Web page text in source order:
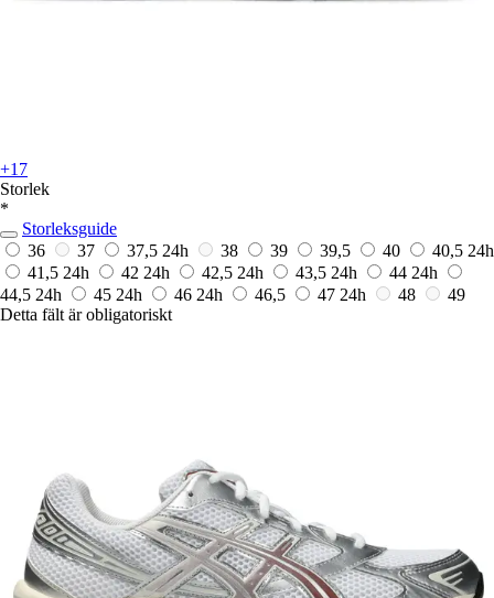
+17
Storlek
*
Storleksguide
36
37 37,5 24h 38 39 39,5 40 40,5 24h
41,5 24h 42 24h 42,5 24h 43,5 24h 44 24h
44,5 24h 45 24h 46 24h 46,5 47 24h 48
49
Detta fält är obligatoriskt